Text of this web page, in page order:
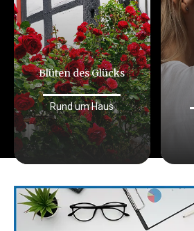
Blüten des Glücks
Rund um Haus